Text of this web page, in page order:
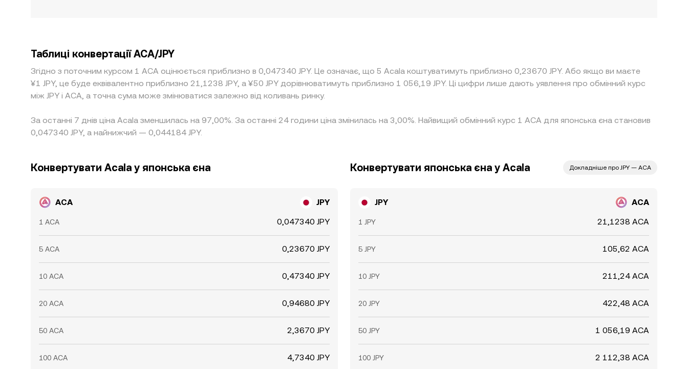
Таблиці конвертації ACA/JPY
Згідно з поточним курсом 1 ACA оцінюється приблизно в 0,047340 JPY. Це означає, що 5 Acala коштуватимуть приблизно 0,23670 JPY. Або якщо ви маєте
¥1 JPY, це буде еквівалентно приблизно 21,1238 JPY, а ¥50 JPY дорівнюватимуть приблизно 1 056,19 JPY. Ці цифри лише дають уявлення про обмінний курс
між JPY і ACA, а точна сума може змінюватися залежно від коливань ринку.
За останні 7 днів ціна Acala зменшилась на 97,00%. За останні 24 години ціна змінилась на 3,00%. Найвищий обмінний курс 1 ACA для японська єна становив
0,047340 JPY, а найнижчий — 0,044184 JPY.
Конвертувати Acala у японська єна
ACA JPY
1 ACA 0,047340 JPY
5 ACA 0,23670 JPY
10 ACA 0,47340 JPY
20 ACA 0,94680 JPY
50 ACA 2,3670 JPY
100 ACA 4,7340 JPY
Конвертувати японська єна у Acala Докладніше про JPY — ACA
JPY ACA
1 JPY 21,1238 ACA
5 JPY 105,62 ACA
10 JPY 211,24 ACA
20 JPY 422,48 ACA
50 JPY 1 056,19 ACA
100 JPY 2 112,38 ACA